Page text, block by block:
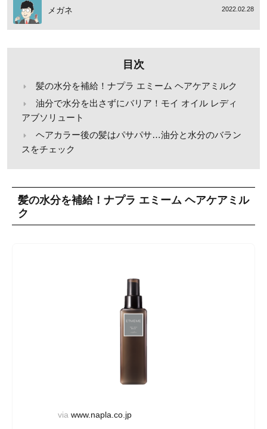
メガネ 2022.02.28
目次
髪の水分を補給！ナプラ エミーム ヘアケアミルク
油分で水分を出さずにバリア！モイ オイル レディ
アブソリュート
ヘアカラー後の髪はパサパサ…油分と水分のバラン
スをチェック
髪の水分を補給！ナプラ エミーム ヘアケアミル
ク
via www.napla.co.jp